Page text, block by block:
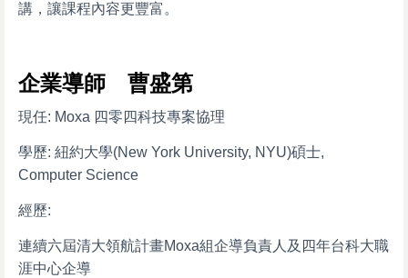
講，讓課程內容更豐富。
企業導師 曹盛第
現任: Moxa 四零四科技專案協理
學歷: 紐約大學(New York University, NYU)碩士,
Computer Science
經歷:
連續六屆清大領航計畫Moxa組企導負責人及四年台科大職
涯中心企導